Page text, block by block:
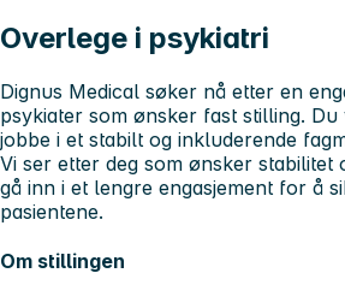
Overlege i psykiatri
Dignus Medical søker nå etter en
psykiater som ønsker fast stilling.
jobbe i et stabilt og inkluderende
Vi ser etter deg som ønsker stabilitet
gå inn i et lengre engasjement for å
pasientene.
Om stillingen